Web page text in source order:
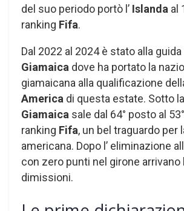
del suo periodo portò l’ Islanda al
ranking Fifa.
Dal 2022 al 2024 è stato alla guida
Giamaica dove ha portato la
giamaicana alla qualificazione
America di questa estate. Sotto
Giamaica sale dal 64° posto al
ranking Fifa, un bel traguardo per
americana. Dopo l’ eliminazione
con zero punti nel girone arrivano
dimissioni.